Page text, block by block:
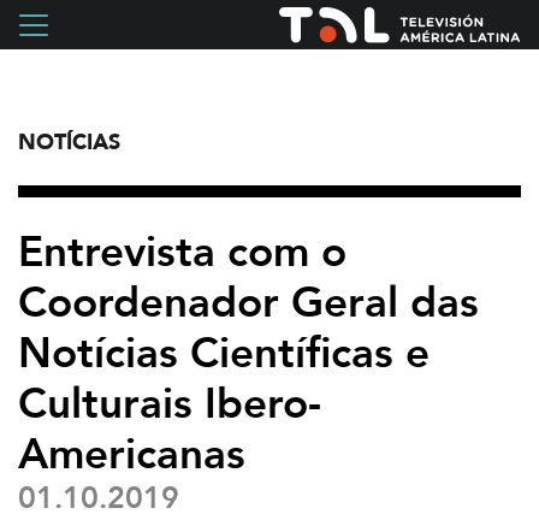
NOTÍCIAS
Entrevista com o
Coordenador Geral das
Notícias Científicas e
Culturais Ibero-
Americanas
01.10.2019